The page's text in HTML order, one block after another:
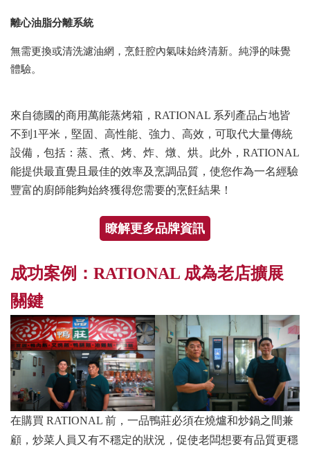
離心油脂分離系統
無需更換或清洗濾油網，烹飪腔內氣味始終清新。純淨的味覺
體驗。
來自德國的商用萬能蒸烤箱，RATIONAL 系列產品占地皆
不到1平米，堅固、高性能、強力、高效，可取代大量傳統
設備，包括：蒸、煮、烤、炸、燉、烘。此外，RATIONAL
能提供最直覺且最佳的效率及烹調品質，使您作為一名經驗
豐富的廚師能夠始終獲得您需要的烹飪結果！
瞭解更多品牌資訊
成功案例：RATIONAL 成為老店擴展
關鍵
在購買 RATIONAL 前，一品鴨莊必須在燒爐和炒鍋之間兼
顧，炒菜人員又有不穩定的狀況，促使老闆想要有品質更穩